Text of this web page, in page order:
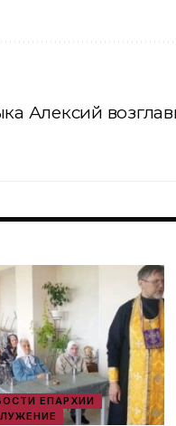
Алексий
ЕПАРХИИ